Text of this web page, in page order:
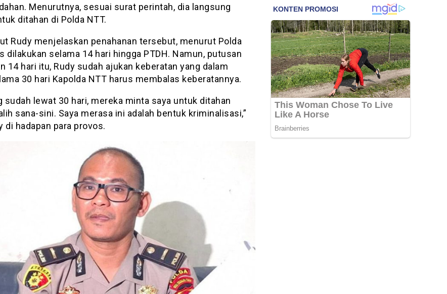
Menurutnya, sesuai surat perintah, dia langsung
ditahan di Polda NTT.
Rudy menjelaskan penahanan tersebut, menurut Polda
dilakukan selama 14 hari hingga PTDH. Namun, putusan
14 hari itu, Rudy sudah ajukan keberatan yang dalam
30 hari Kapolda NTT harus membalas keberatannya.
sudah lewat 30 hari, mereka minta saya untuk ditahan
sana-sini. Saya merasa ini adalah bentuk kriminalisasi,”
di hadapan para provos.